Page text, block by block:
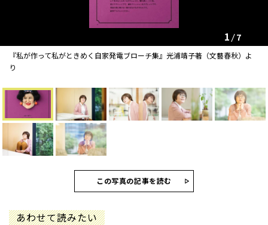
『私が作って私がときめく自家発電ブローチ集』光浦靖子著（文藝春秋）よ
り
1 7
この写真の記事を読む
あわせて読みたい